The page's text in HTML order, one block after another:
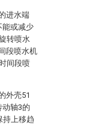
进水端
能或减少
转喷水
段喷水机
间段喷
外壳51
动轴3的
持上移趋